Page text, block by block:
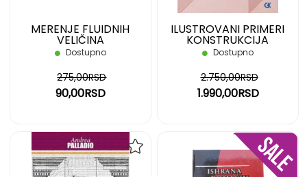
MERENJE FLUIDNIH
VELIČINA
Dostupno
90,00RSD
275,00RSD
ILUSTROVANI PRIMERI
KONSTRUKCIJA
Dostupno
1.990,00RSD
2.750,00RSD